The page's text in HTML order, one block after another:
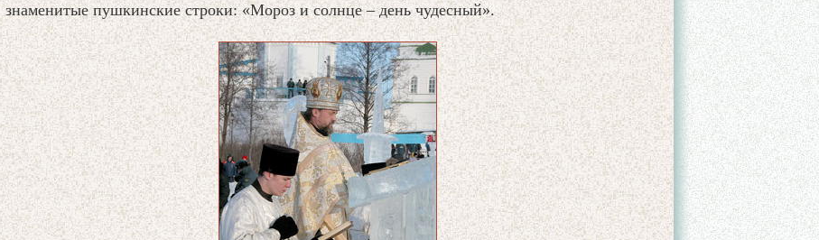
знаменитые пушкинские строки: «Мороз и солнце – день чудесный».